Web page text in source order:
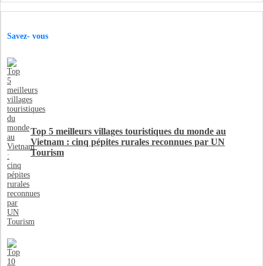
Savez- vous
Top 5 meilleurs villages touristiques du monde au
Vietnam : cinq pépites rurales reconnues par UN
Tourism